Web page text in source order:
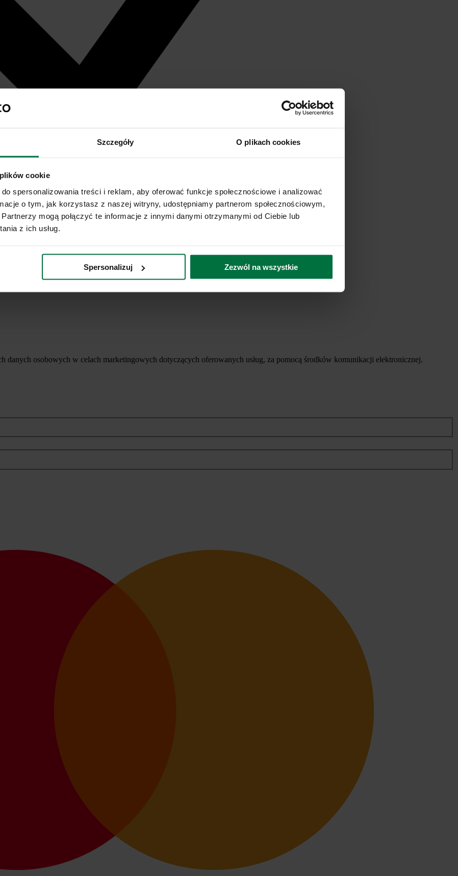
Szczegóły O plikach cookies
cookie
spersonalizowania treści i reklam, aby oferować funkcje społecznościowe i analizować
o tym, jak korzystasz z naszej witryny, udostępniamy partnerom społecznościowym,
mogą połączyć te informacje z innymi danymi otrzymanymi od Ciebie lub
z ich usług.
Spersonalizuj Zezwól na wszystkie
danych osobowych w celach marketingowych dotyczących oferowanych usług, za pomocą środków komunikacji elektronicznej.